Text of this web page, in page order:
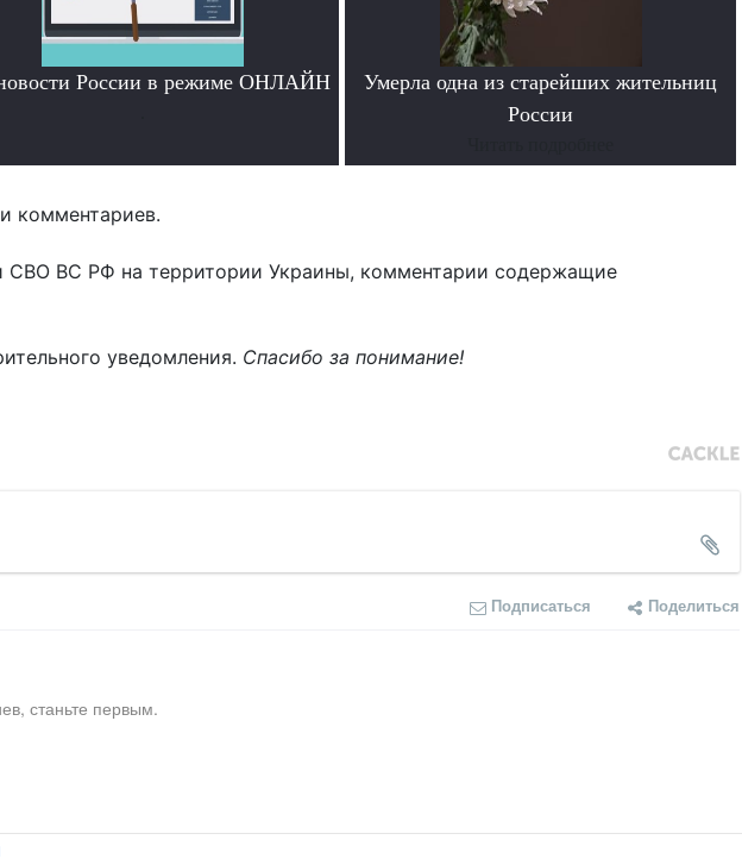
России в режиме ОНЛАЙН
Умерла одна из старейших жительниц
России
комментариев.
СВО ВС РФ на территории Украины, комментарии содержащие
уведомления. Спасибо за понимание!
Подписаться Поделиться
станьте первым.